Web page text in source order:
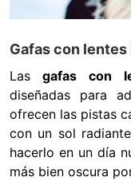
Gafas con
Las gafas con
diseñadas para
ofrecen las pistas
con un sol
hacerlo en un día
más bien oscura